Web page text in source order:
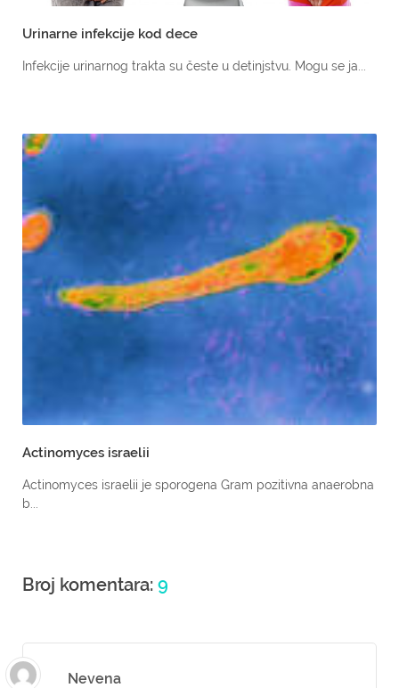
Urinarne infekcije kod dece
Infekcije urinarnog trakta su česte u detinjstvu. Mogu se ja...
Actinomyces israelii
Actinomyces israelii je sporogena Gram pozitivna anaerobna
b...
Broj komentara: 9
Nevena